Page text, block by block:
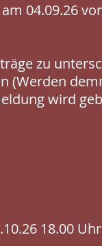
am 04.09.26
zu
(Werden
wird
18.00